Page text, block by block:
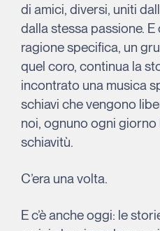
di amici, diversi, uniti
dalla stessa passione.
ragione specifica, un
quel coro, continua la
incontrato una musica
schiavi che vengono
noi, ognuno ogni
schiavitù.
C’era una volta.
E c’è anche oggi: le